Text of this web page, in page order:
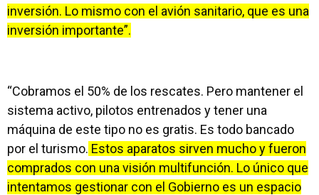
inversión. Lo mismo con el avión sanitario, que es una
inversión importante”.
“Cobramos el 50% de los rescates. Pero mantener el
sistema activo, pilotos entrenados y tener una
máquina de este tipo no es gratis. Es todo bancado
por el turismo. Estos aparatos sirven mucho y fueron
comprados con una visión multifunción. Lo único que
intentamos gestionar con el Gobierno es un espacio